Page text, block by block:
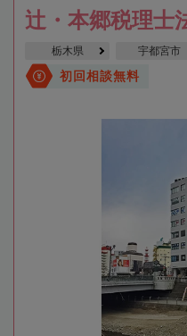
辻・本郷税理士
栃木県 宇都宮市
初回相談無料